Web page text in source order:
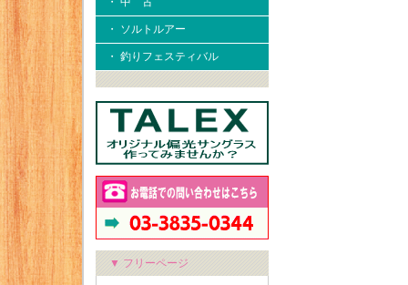
・ ソルトルアー
・ 釣りフェスティバル
▼ フリーページ